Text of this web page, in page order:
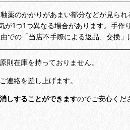
薬のかかりがあまい部分などが見られ
1つ1つ異なる場合があります。手作
での「当店不手際による返品、交換
則在庫を持っておりません。
連絡を差し上げます。
しすることができますのでご安心くだ